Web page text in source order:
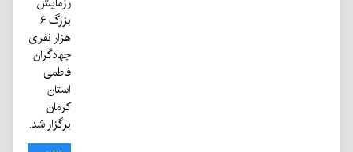
بزرگ ۶
هزار نفری
جهادگران
فاطمی
استان
کرمان
برگزار شد.